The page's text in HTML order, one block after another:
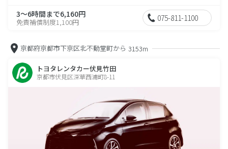
3～6時間まで6,160円
免責補償制度1,100円 075-811-1100
京都府京都市下京区北不動堂町から 3153m
トヨタレンタカー伏見竹田
京都市伏見区深草西浦町8-11